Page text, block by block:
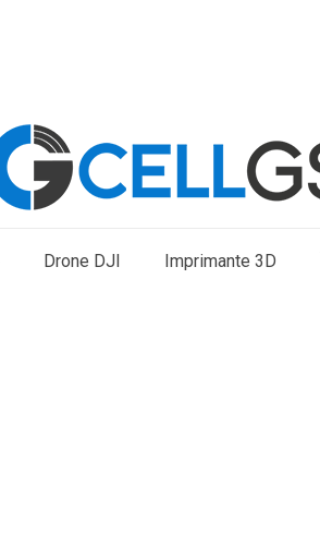
Drone DJI Imprimante 3D